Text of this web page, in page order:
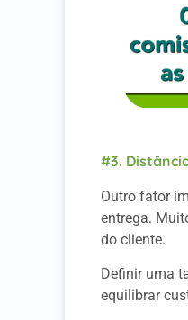
#3.
Outro fator
entrega.
do cliente.
Definir uma
equilibrar